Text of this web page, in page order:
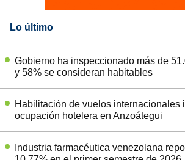
Lo último
Gobierno ha inspeccionado más de
y 58% se consideran habitables
Habilitación de vuelos internacionales
ocupación hotelera en Anzoátegui
Industria farmacéutica venezolana